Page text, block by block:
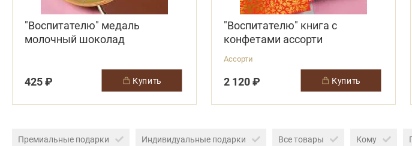
"Воспитателю" медаль
молочный шоколад
425 ₽ купить
"Воспитателю" книга с
конфетами ассорти
Ассорти
2 120 ₽ купить
Премиальные подарки Индивидуальные подарки Все товары Кому